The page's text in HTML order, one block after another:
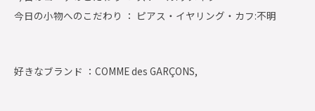
今日の小物へのこだわり ： ピアス・イヤリング・カフ:不明
好きなブランド ： COMME des GARÇONS,